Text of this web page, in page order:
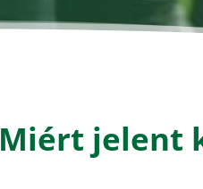
Miért jelent